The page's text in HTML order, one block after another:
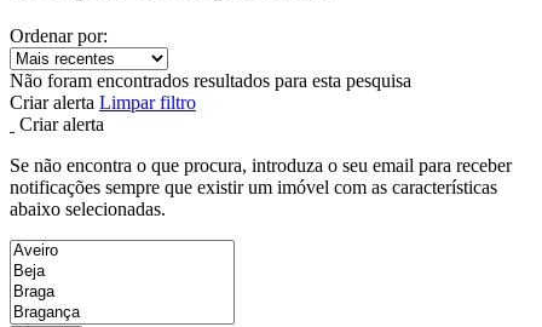
Ordenar por:
Não foram encontrados resultados para esta pesquisa
Criar alerta Limpar filtro
Criar alerta
Se não encontra o que procura, introduza o seu email para receber
notificações sempre que existir um imóvel com as características
abaixo selecionadas.